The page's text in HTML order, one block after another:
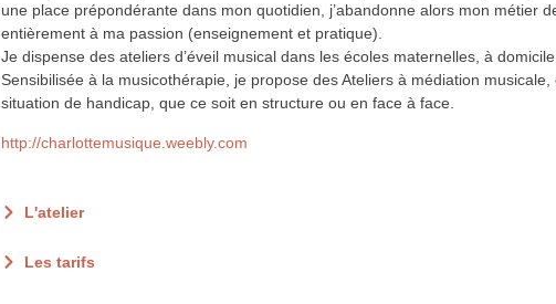
une place prépondérante dans mon quotidien, j’abandonne alors mon métier
entièrement à ma passion (enseignement et pratique).
Je dispense des ateliers d’éveil musical dans les écoles maternelles, à
Sensibilisée à la musicothérapie, je propose des Ateliers à médiation
situation de handicap, que ce soit en structure ou en face à face.
http://charlottemusique.weebly.com
L'atelier
Les tarifs